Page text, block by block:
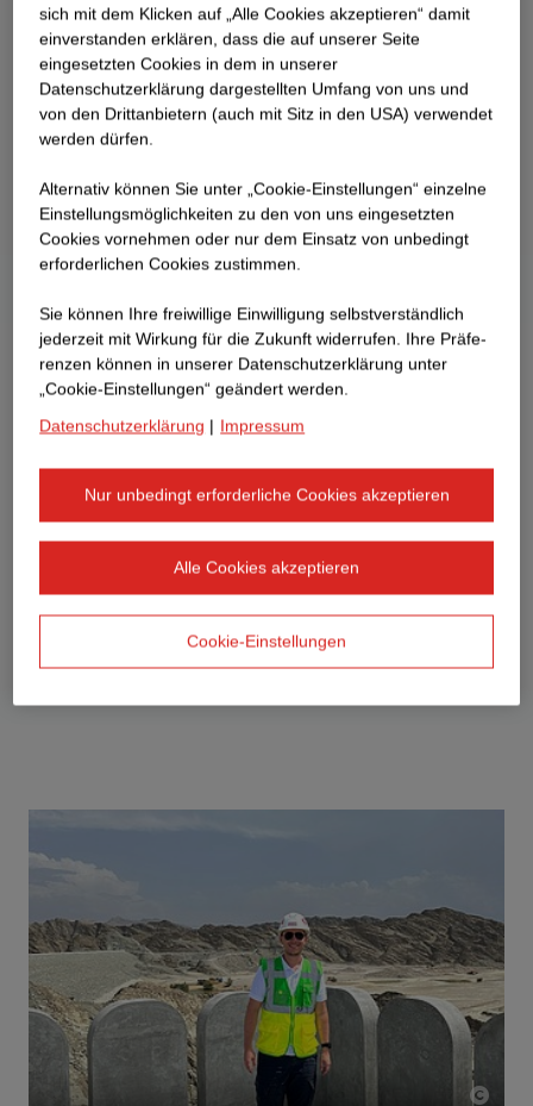
sich mit dem Klicken auf „Alle Cookies akzeptieren“ damit
ein­ver­standen erklären, dass die auf unserer Seite
eingesetzten Cookies in dem in unserer
Datenschutzerklärung dargestellten Umfang von uns und
von den Drittanbietern (auch mit Sitz in den USA) verwendet
werden dürfen.
Alternativ können Sie unter „Cookie-Einstellungen“ einzelne
Einstellungsmöglichkeiten zu den von uns eingesetzten
Cookies vornehmen oder nur dem Einsatz von unbedingt
erforderlichen Cookies zustimmen.
Sie können Ihre freiwillige Einwilligung selbstverständlich
jederzeit mit Wirkung für die Zukunft widerrufen. Ihre Prä­fe­
renzen können in unserer Datenschutzerklärung unter
„Cookie-Einstellungen“ geändert werden.
Datenschutzerklärung | Impressum
Nur unbedingt erforderliche Cookies akzeptieren
Alle Cookies akzeptieren
Cookie-Einstellungen